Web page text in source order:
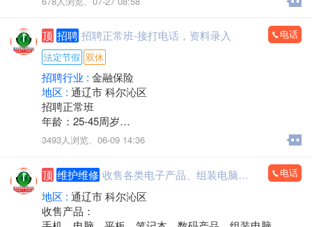
支持旧机器置换
出售19-32显示器
电话/微信：15248358227
顶 招聘 招聘正常班-接打电话，资料录入
电话
法定节假 双休
招聘行业 : 金融保险
地区 : 通辽市 科尔沁区
招聘正常班
年龄：25-45周岁
工作时间：早八点半到晚五点
工作内容：接打电话，资料录入，核对信息，服务咨
询。
有无经验均可
邮箱853118409@qq.com
微信同步
3493人浏览、 06-09 14:36
顶 维护维修 收售各类电子产品、组装电脑，监控安装 电话
地区 : 通辽市 科尔沁区
收售产品：